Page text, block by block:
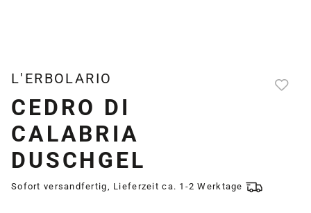
L'ERBOLARIO
CEDRO DI
CALABRIA
DUSCHGEL
Sofort versandfertig, Lieferzeit ca. 1-2 Werktage